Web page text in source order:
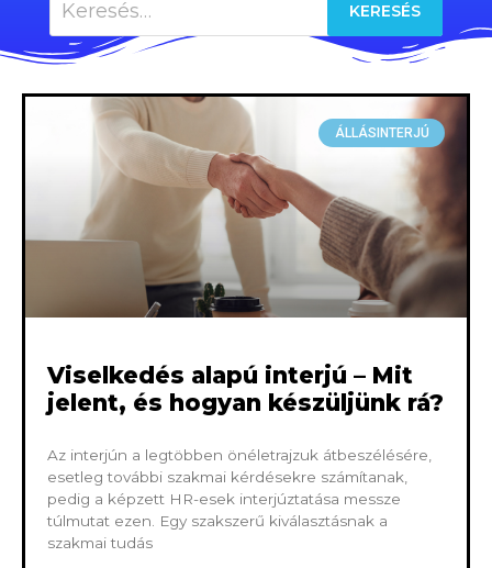
ÁLLÁSINTERJÚ
Viselkedés alapú interjú – Mit
jelent, és hogyan készüljünk rá?
Az interjún a legtöbben önéletrajzuk átbeszélésére,
esetleg további szakmai kérdésekre számítanak,
pedig a képzett HR-esek interjúztatása messze
túlmutat ezen. Egy szakszerű kiválasztásnak a
szakmai tudás